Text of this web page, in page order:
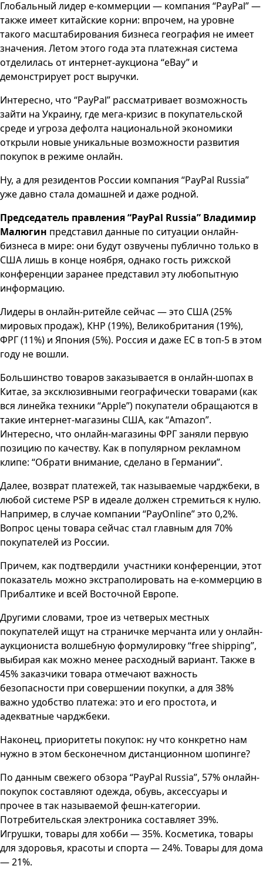
Глобальный лидер е-коммерции — компания “PayPal” —
также имеет китайские корни: впрочем, на уровне
такого масштабирования бизнеса география не имеет
значения. Летом этого года эта платежная система
отделилась от интернет-аукциона “eBay” и
демонстрирует рост выручки.
Интересно, что “PayPal” рассматривает возможность
зайти на Украину, где мега-кризис в покупательской
среде и угроза дефолта национальной экономики
открыли новые уникальные возможности развития
покупок в режиме онлайн.
Ну, а для резидентов России компания “PayPal Russia”
уже давно стала домашней и даже родной.
Председатель правления “PayPal Russia” Владимир
Малюгин представил данные по ситуации онлайн-
бизнеса в мире: они будут озвучены публично только в
США лишь в конце ноября, однако гость рижской
конференции заранее представил эту любопытную
информацию.
Лидеры в онлайн-ритейле сейчас — это США (25%
мировых продаж), КНР (19%), Великобритания (19%),
ФРГ (11%) и Япония (5%). Россия и даже ЕС в топ-5 в этом
году не вошли.
Большинство товаров заказывается в онлайн-шопах в
Китае, за эксклюзивными географически товарами (как
вся линейка техники “Apple”) покупатели обращаются в
такие интернет-магазины США, как “Amazon”.
Интересно, что онлайн-магазины ФРГ заняли первую
позицию по качеству. Как в популярном рекламном
клипе: “Обрати внимание, сделано в Германии”.
Далее, возврат платежей, так называемые чарджбеки, в
любой системе PSP в идеале должен стремиться к нулю.
Например, в случае компании “PayOnline” это 0,2%.
Вопрос цены товара сейчас стал главным для 70%
покупателей из России.
Причем, как подтвердили участники конференции, этот
показатель можно экстраполировать на е-коммерцию в
Прибалтике и всей Восточной Европе.
Другими словами, трое из четверых местных
покупателей ищут на страничке мерчанта или у онлайн-
аукциониста волшебную формулировку “free shiрping”,
выбирая как можно менее расходный вариант. Также в
45% заказчики товара отмечают важность
безопасности при совершении покупки, а для 38%
важно удобство платежа: это и его простота, и
адекватные чарджбеки.
Наконец, приоритеты покупок: ну что конкретно нам
нужно в этом бесконечном дистанционном шопинге?
По данным свежего обзора “PayPal Russia”, 57% онлайн-
покупок составляют одежда, обувь, аксессуары и
прочее в так называемой фешн-категории.
Потребительская электроника составляет 39%.
Игрушки, товары для хобби — 35%. Косметика, товары
для здоровья, красоты и спорта — 24%. Товары для дома
— 21%.